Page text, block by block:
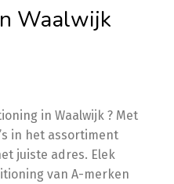
Waalwijk
in Waalwijk ? Met
in het assortiment
juiste adres. Elek
van A-merken